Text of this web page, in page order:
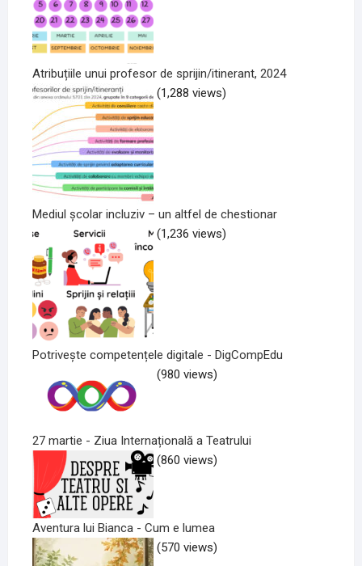
Atribuțiile unui profesor de sprijin/itinerant, 2024
(1,288 views)
Mediul școlar incluziv – un altfel de chestionar
(1,236 views)
Potrivește competențele digitale - DigCompEdu
(980 views)
27 martie - Ziua Internațională a Teatrului
(860 views)
Aventura lui Bianca - Cum e lumea
(570 views)